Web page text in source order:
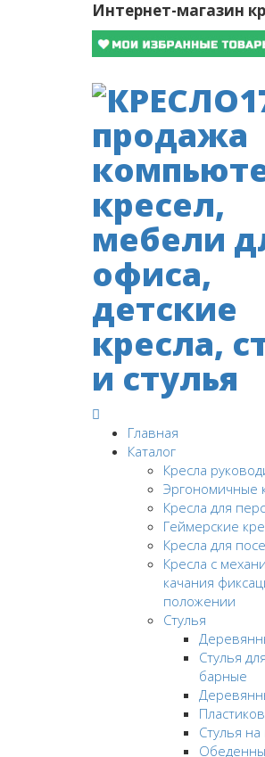
Интернет-магазин
Главная
Каталог
Кресла
Эргономичные
Кресла для
Геймерские
Кресла для
Кресла с
качания
положении
Стулья
Стулья
барные
Стулья